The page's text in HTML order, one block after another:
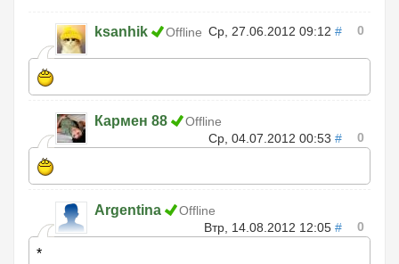
ksanhik Offline Ср, 27.06.2012 09:12 # 0
Кармен 88
Offline
Ср, 04.07.2012 00:53 # 0
Argentina
Offline
Втр, 14.08.2012 12:05 # 0
*